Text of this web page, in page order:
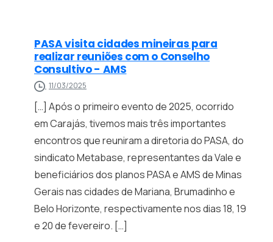
PASA visita cidades mineiras para
realizar reuniões com o Conselho
Consultivo - AMS
11/03/2025
[…] Após o primeiro evento de 2025, ocorrido
em Carajás, tivemos mais três importantes
encontros que reuniram a diretoria do PASA, do
sindicato Metabase, representantes da Vale e
beneficiários dos planos PASA e AMS de Minas
Gerais nas cidades de Mariana, Brumadinho e
Belo Horizonte, respectivamente nos dias 18, 19
e 20 de fevereiro. […]